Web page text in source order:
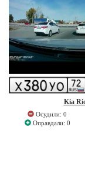
Kia
Осудили: 0
Оправдали: 0